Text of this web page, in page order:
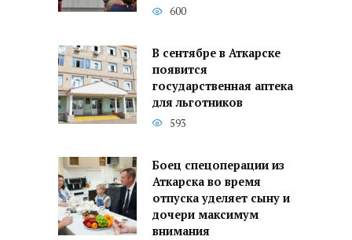
600
В сентябре в Аткарске
появится
государственная аптека
для льготников
593
Боец спецоперации из
Аткарска во время
отпуска уделяет сыну и
дочери максимум
внимания